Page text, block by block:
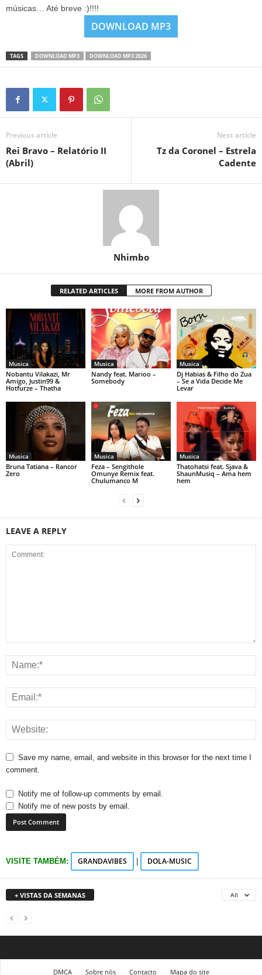
músicas… Até breve :)!!!!
DOWNLOAD MP3
TAGS DOWNLOAD MP3 DOWNLOAD MP3 2026
Previous article
Rei Bravo – Relatório II
(Abril)
Next article
Tz da Coronel – Estrela
Cadente
Nhimbo
RELATED ARTICLES MORE FROM AUTHOR
Musica
Nobantu Vilakazi, Mr
Amigo, Justin99 &
Hotfurze – Thatha
Musica
Nandy feat. Marioo –
Somebody
Musica
Dj Habias & Filho do Zua
– Se a Vida Decide Me
Levar
Musica
Bruna Tatiana – Rancor
Zero
Musica
Feza – Sengithole
Omunye Remix feat.
Chulumanco M
Musica
Thatohatsi feat. Sjava &
ShaunMusiq – Ama hem
hem
LEAVE A REPLY
Save my name, email, and website in this browser for the next time I
comment.
Notify me of follow-up comments by email.
Notify me of new posts by email.
VISITE TAMBÉM: GRANDAVIBES DOLA-MUSIC
+ VISTAS DA SEMANAS All
DMCA Sobre nós Contacto Mapa do site